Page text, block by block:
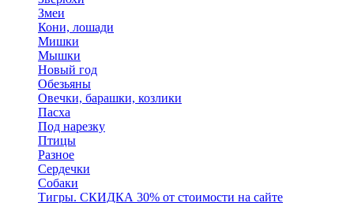
Змеи
Кони, лошади
Мишки
Мышки
Новый год
Обезьяны
Овечки, барашки, козлики
Пасха
Под нарезку
Птицы
Разное
Сердечки
Собаки
Тигры. СКИДКА 30% от стоимости на сайте